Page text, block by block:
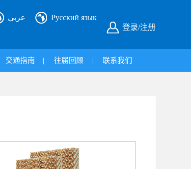
登录/注册
عربي Русский язык
交通指南 | 往届回顾 | 联系我们